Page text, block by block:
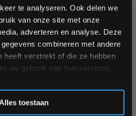
te analyseren. Ook delen we
van onze site met onze
adverteren en analyse. Deze
combineren met andere
heeft verstrekt of die ze hebben
uw gebruik van hun services.
toestaan
nieuwsbrief om op de hoogte te
producten, deals en meer
5% korting op je eerstvolgende
aankoop! 😀
Inschrijven